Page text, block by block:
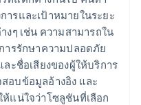
รและเป้าหมายในระยะ
ๆ เช่น ความสามารถใน
รรักษาความปลอดภัย
ะชื่อเสียงของผู้ให้บริการ
บข้อมูลอ้างอิง และ
แน่ใจว่าโซลูชันที่เลือก